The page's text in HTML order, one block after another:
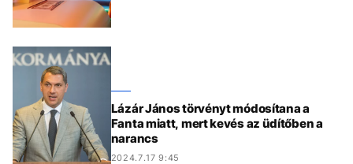
Lázár János törvényt módosítana a
Fanta miatt, mert kevés az üdítőben a
narancs
2024.7.17 9:45